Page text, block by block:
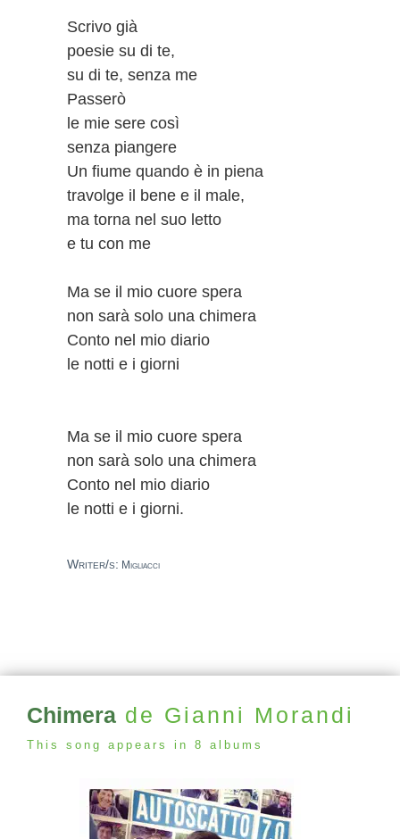
Scrivo già
poesie su di te,
su di te, senza me
Passerò
le mie sere così
senza piangere
Un fiume quando è in piena
travolge il bene e il male,
ma torna nel suo letto
e tu con me
Ma se il mio cuore spera
non sarà solo una chimera
Conto nel mio diario
le notti e i giorni
Ma se il mio cuore spera
non sarà solo una chimera
Conto nel mio diario
le notti e i giorni.
Writer/s: Migliacci
Chimera de Gianni Morandi
This song appears in 8 albums